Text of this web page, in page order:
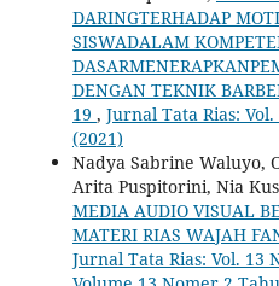
DARINGTERHADAP
SISWADALAM
DENGAN TEKNIK
19 , Jurnal Tata Rias:
(2021)
Nadya Sabrine Waluyo,
Arita Puspitorini, Nia
MEDIA AUDIO VISUAL
MATERI RIAS WAJAH
Jurnal Tata Rias: Vol. 13